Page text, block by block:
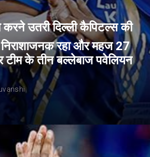
करने उतरी दिल्ली कैपिटल्स की
रहा और महज 27
टीम के तीन बल्लेबाज पवेलियन